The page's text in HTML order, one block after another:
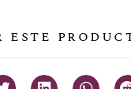
este